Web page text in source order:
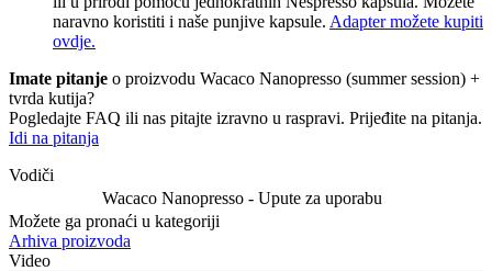
naravno koristiti i naše punjive kapsule. Adapter možete kupiti
ovdje.
Imate pitanje o proizvodu Wacaco Nanopresso (summer session) +
tvrda kutija?
Pogledajte FAQ ili nas pitajte izravno u raspravi. Prijeđite na pitanja.
Idi na pitanja
Vodiči
Wacaco Nanopresso - Upute za uporabu
Možete ga pronaći u kategoriji
Arhiva proizvoda
Video